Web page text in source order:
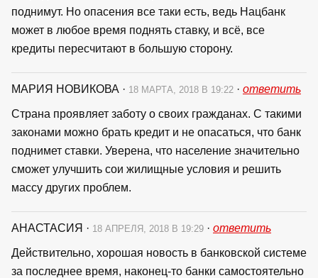
поднимут. Но опасения все таки есть, ведь Нацбанк
может в любое время поднять ставку, и всё, все
кредиты пересчитают в большую сторону.
МАРИЯ НОВИКОВА · 18 МАРТА, 2018 В 19:22 · ответить
Страна проявляет заботу о своих гражданах. С такими
законами можно брать кредит и не опасаться, что банк
поднимет ставки. Уверена, что население значительно
сможет улучшить сои жилищные условия и решить
массу других проблем.
АНАСТАСИЯ · 18 АПРЕЛЯ, 2018 В 19:29 · ответить
Действительно, хорошая новость в банковской системе
за последнее время, наконец-то банки самостоятельно